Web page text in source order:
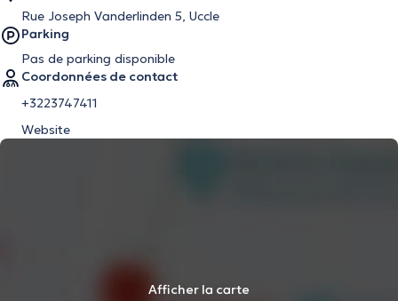
Rue Joseph Vanderlinden 5, Uccle
Parking
Pas de parking disponible
Coordonnées de contact
+3223747411
Website
Afficher la carte